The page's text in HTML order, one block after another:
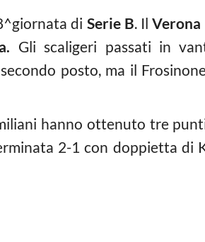
di Serie B. IlVerona
Gli scaligeri passati in
posto, ma il
hanno ottenuto tre
2-1 con doppietta di